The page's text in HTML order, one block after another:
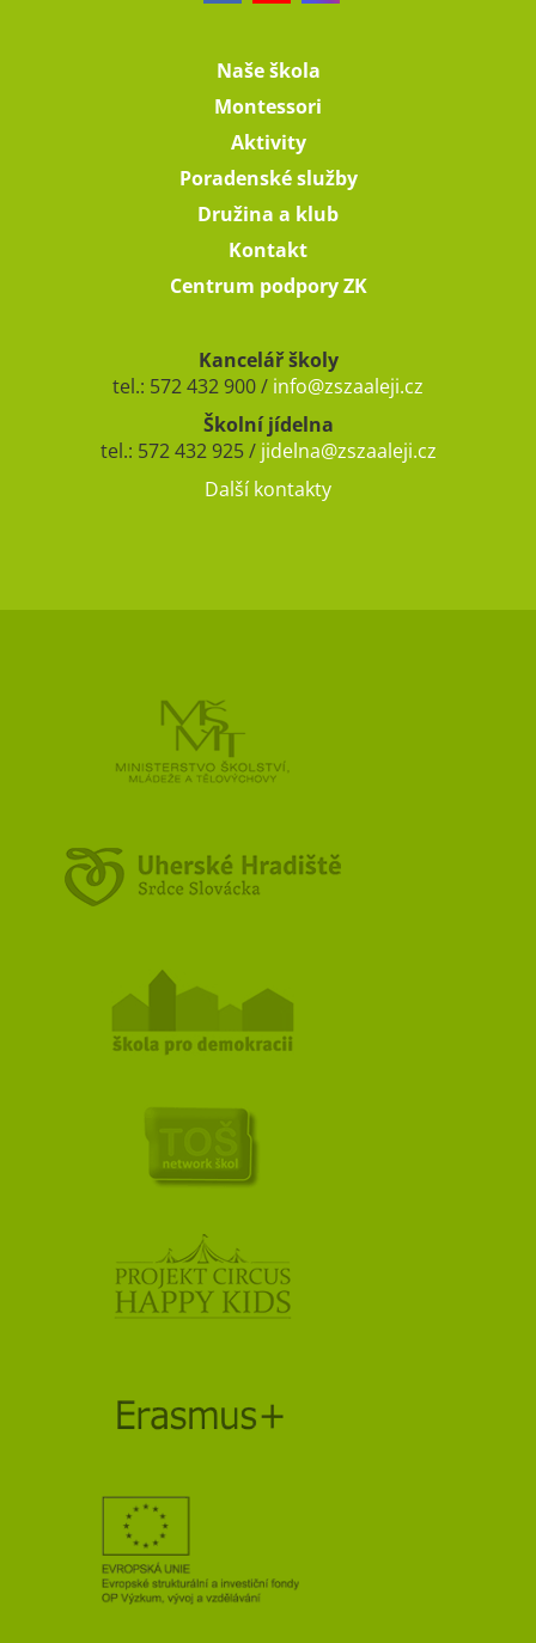
Naše škola
Montessori
Aktivity
Poradenské služby
Družina a klub
Kontakt
Centrum podpory ZK
Kancelář školy
tel.: 572 432 900 / info@zszaaleji.cz
Školní jídelna
tel.: 572 432 925 / jidelna@zszaaleji.cz
Další kontakty